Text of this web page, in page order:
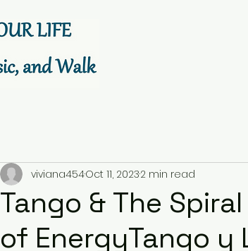
Tango & The
of EnergyTango y
viviana454Oct 11, 20232 min read